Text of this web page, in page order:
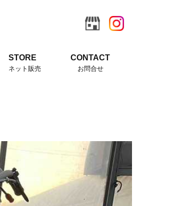
STORE
ネット販売
CONTACT
お問合せ